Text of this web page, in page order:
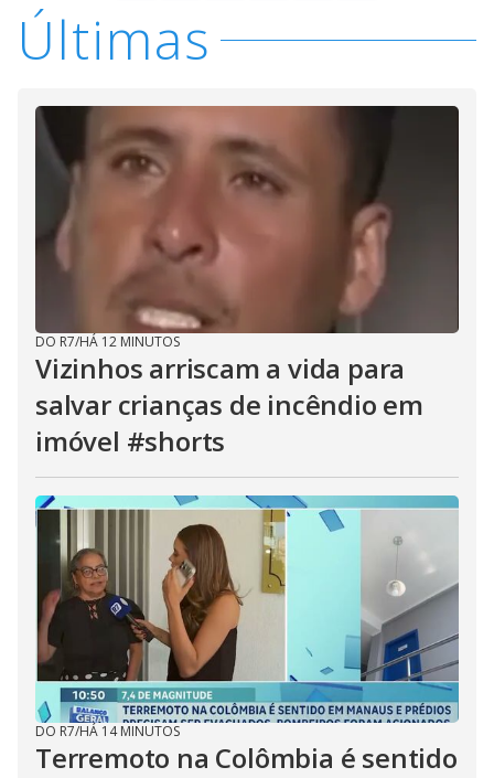
Últimas
DO R7/HÁ 12 MINUTOS
Vizinhos arriscam a vida para
salvar crianças de incêndio em
imóvel #shorts
DO R7/HÁ 14 MINUTOS
Terremoto na Colômbia é sentido